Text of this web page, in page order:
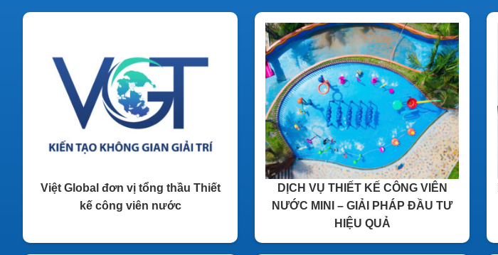
Việt Global đơn vị tổng thầu Thiết
kế công viên nước
DỊCH VỤ THIẾT KẾ CÔNG VIÊN
NƯỚC MINI – GIẢI PHÁP ĐẦU TƯ
HIỆU QUẢ